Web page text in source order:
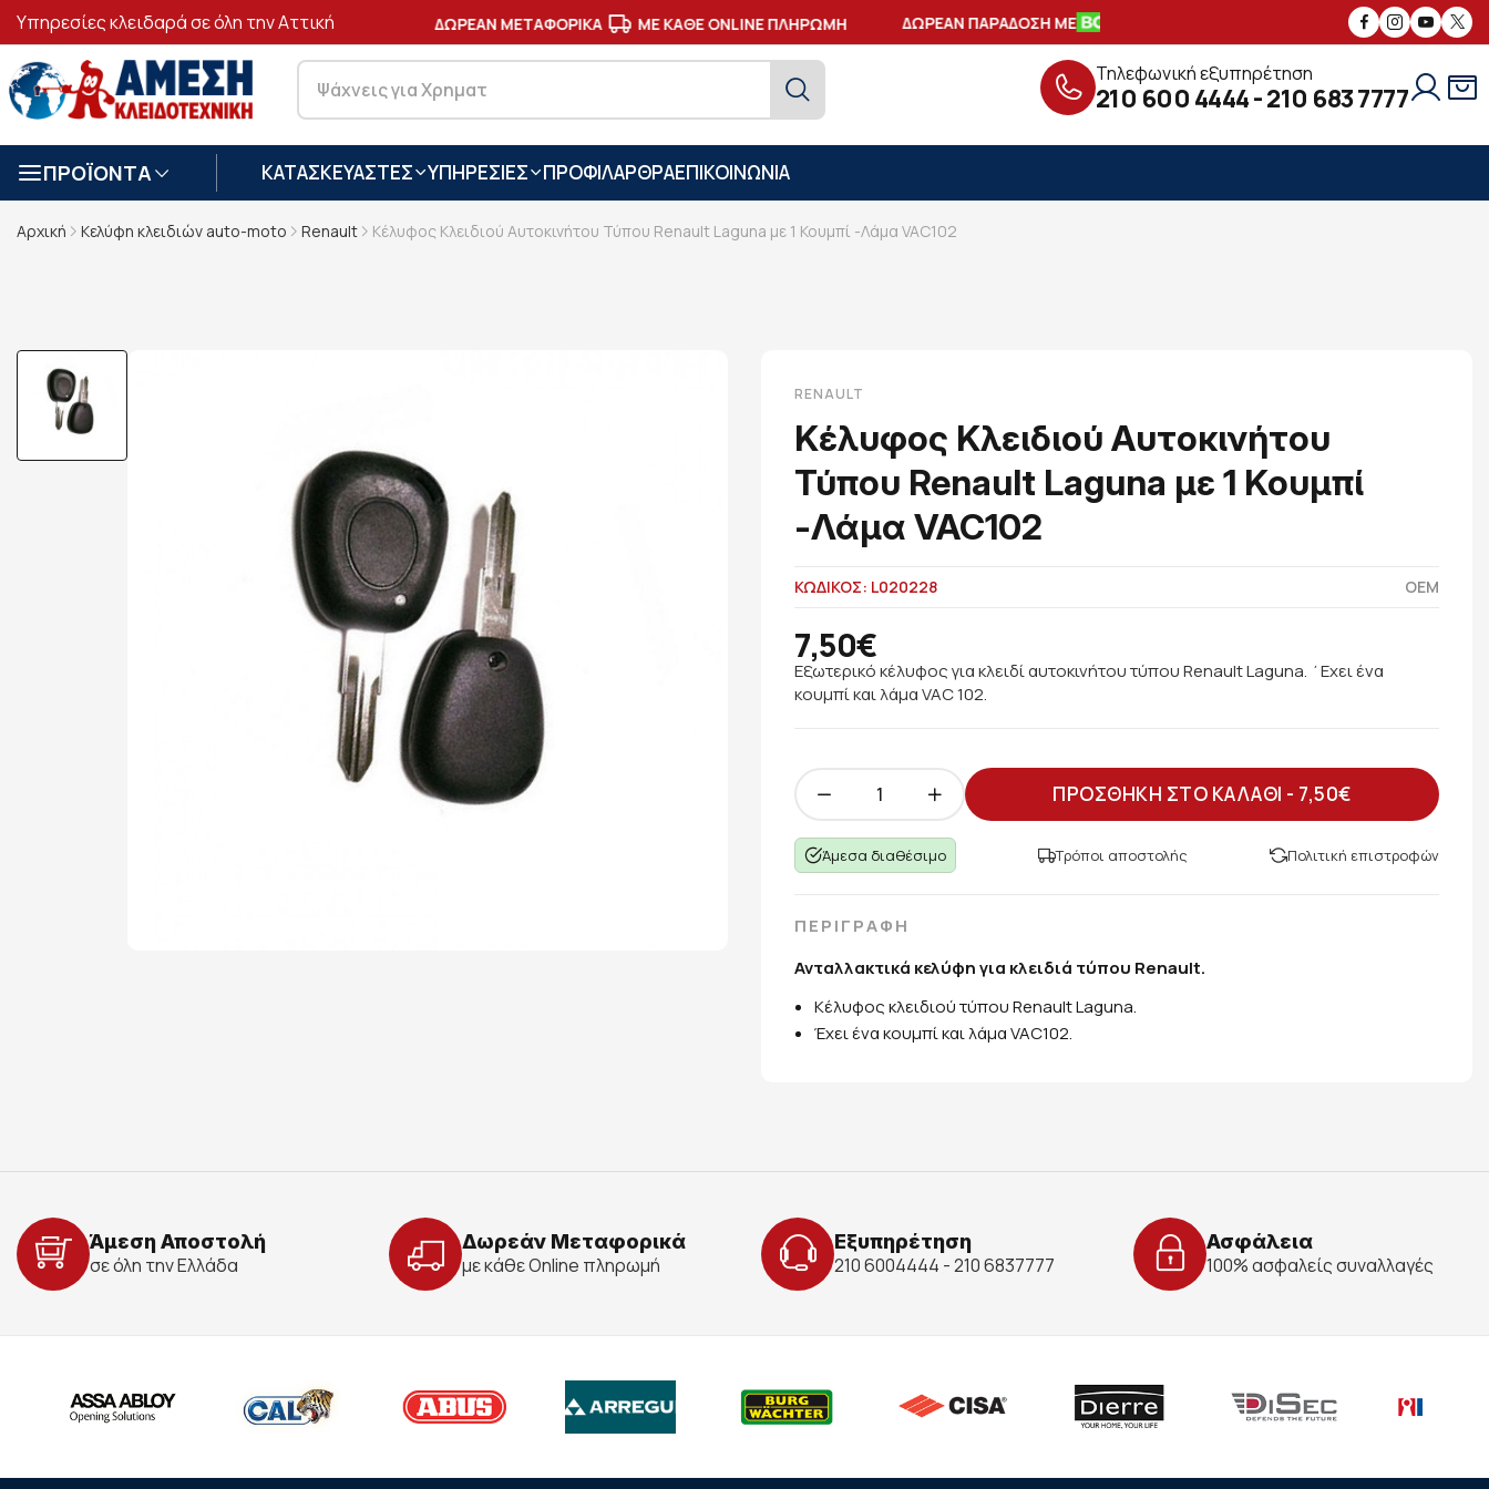
Υπηρεσίες κλειδαρά σε όλη την Αττική
ΑΣΦΑΛΕΙΣ ΣΥΝΑΛΛΑΓΕΣ ΔΩΡΕΑΝ ΜΕΤΑΦΟΡΙΚΑ ΜΕ ΚΑΘΕ ONLINE ΠΛΗΡΩΜΗ ΔΩΡΕΑΝ ΠΑΡΑΔΟΣΗ ΜΕ ΣΥΝΑΛΛΑΓΕΣ
Τηλεφωνική εξυπηρέτηση
210 600 4444-210 683 7777
ΠΡΟΪΟΝΤΑ ΚΑΤΑΣΚΕΥΑΣΤΕΣ ΥΠΗΡΕΣΙΕΣ ΠΡΟΦΙΛΑΡΘΡΑΕΠΙΚΟΙΝΩΝΙΑ
Αρχική Κελύφη κλειδιών auto-moto Renault Κέλυφος Κλειδιού Αυτοκινήτου Τύπου Renault Laguna με 1 Κουμπί -Λάμα VAC102
RENAULT
Κέλυφος Κλειδιού Αυτοκινήτου
Τύπου Renault Laguna με 1 Κουμπί
-Λάμα VAC102
ΚΩΔΙΚΟΣ: L020228 OEM
7,50€
Εξωτερικό κέλυφος για κλειδί αυτοκινήτου τύπου Renault Laguna. ΄Εχει ένα
κουμπί και λάμα VAC 102.
ΠΡΟΣΘΗΚΗ ΣΤΟ ΚΑΛΑΘΙ - 7,50€
Άμεσα διαθέσιμο Τρόποι αποστολής Πολιτική επιστροφών
ΠΕΡΙΓΡΑΦΗ
Ανταλλακτικά κελύφη για κλειδιά τύπου Renault.
Κέλυφος κλειδιού τύπου Renault Laguna.
Έχει ένα κουμπί και λάμα VAC102.
Άμεση Αποστολή
σε όλη την Ελλάδα
Δωρεάν Μεταφορικά
με κάθε Online πληρωμή
Εξυπηρέτηση
210 6004444 - 210 6837777
Ασφάλεια
100% ασφαλείς συναλλαγές